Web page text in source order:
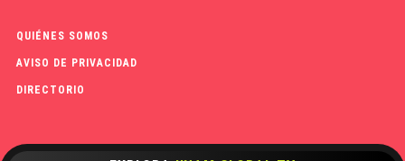
QUIÉNES SOMOS
AVISO DE PRIVACIDAD
DIRECTORIO